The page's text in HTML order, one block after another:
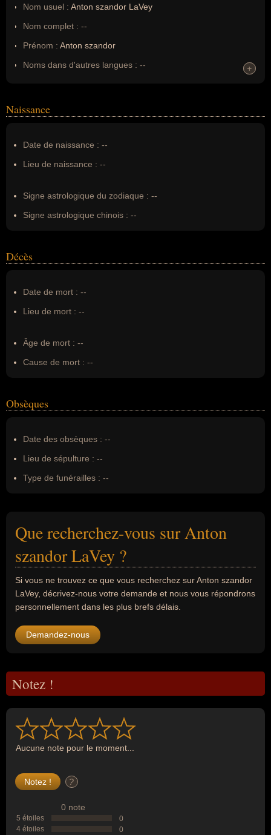
Nom usuel : Anton szandor LaVey
Nom complet : --
Prénom : Anton szandor
Noms dans d'autres langues : --
Nom de famille :LaVey
+
+
Naissance
Date de naissance : --
Lieu de naissance : --
Signe astrologique du zodiaque : --
Signe astrologique chinois : --
Décès
Date de mort : --
Lieu de mort : --
Âge de mort : --
Cause de mort : --
Obsèques
Date des obsèques : --
Lieu de sépulture : --
Type de funérailles : --
Que recherchez-vous sur Anton
szandor LaVey ?
Si vous ne trouvez ce que vous recherchez sur Anton szandor
LaVey, décrivez-nous votre demande et nous vous répondrons
personnellement dans les plus brefs délais.
Demandez-nous
Notez !
Aucune note pour le moment...
?
0 note
5 étoiles
0
4 étoiles
0